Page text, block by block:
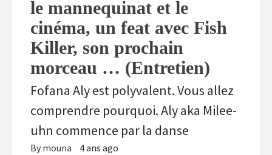
le mannequinat et le
cinéma, un feat avec Fish
Killer, son prochain
morceau … (Entretien)
Fofana Aly est polyvalent. Vous allez
comprendre pourquoi. Aly aka Milee-
uhn commence par la danse
By mouna 4 ans ago